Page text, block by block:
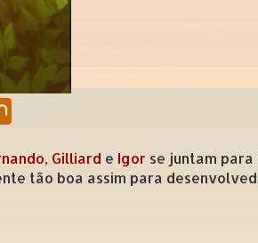
, Gilliard e Igor se juntam
tão boa assim para